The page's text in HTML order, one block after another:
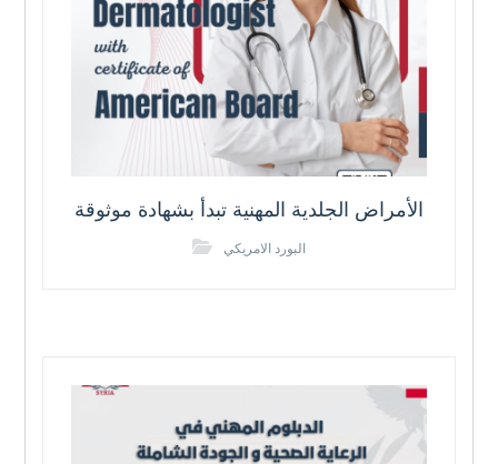
الأمراض الجلدية المهنية تبدأ بشهادة موثوقة
البورد الامريكي